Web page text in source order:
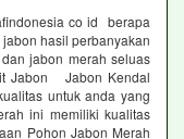
co id berapa
hasil perbanyakan
jabon merah seluas
Jabon Jabon Kendal
untuk anda yang
ini memiliki kualitas
Pohon Jabon Merah